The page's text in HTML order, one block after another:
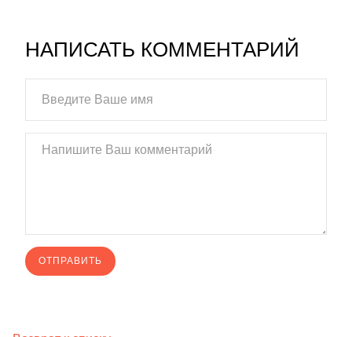
НАПИСАТЬ КОММЕНТАРИЙ